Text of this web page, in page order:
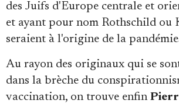
des Juifs d'Europe centrale et
et ayant pour nom Rothschild ou
seraient à l'origine de la
Au rayon des originaux qui se
dans la brèche du
vaccination, on trouve enfin